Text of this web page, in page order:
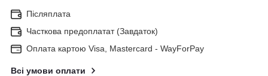
Післяплата
Часткова предоплатат (Завдаток)
Оплата картою Visa, Mastercard - WayForPay
Всі умови оплати